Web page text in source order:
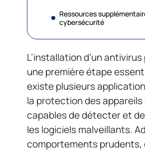
Ressources
cybersécurité
L’installation d’un
une première étape
existe plusieurs
la protection des appareils
capables de détecter et
les logiciels malveillants.
comportements prudents,